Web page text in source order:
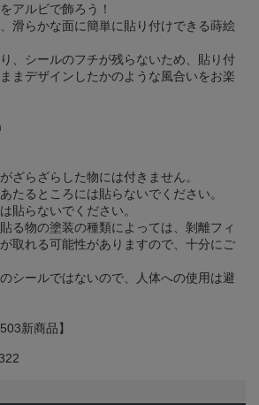
アルビで飾ろう！
滑らかな面に簡単に貼り付けできる蒔絵
、シールのフチが残らないため、貼り付
まデザインしたかのような風合いをお楽
ざらざらした物には付きません。
たるところには貼らないでください。
貼らないでください。
る物の塗装の種類によっては、剝離フィ
取れる可能性がありますので、十分にご
シールではないので、人体への使用は避
新商品】